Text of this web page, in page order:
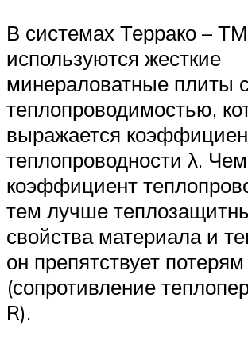
В системах Террако – ТМ
используются жесткие
минераловатные плиты
теплопроводимостью,
выражается
теплопроводности λ.
коэффициент
тем лучше
свойства материала и
он препятствует
(сопротивление
R).